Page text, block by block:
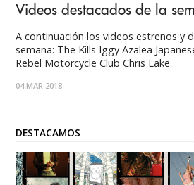
Videos destacados de la
A continuación los videos estrenos y
semana: The Kills Iggy Azalea
Rebel Motorcycle Club Chris Lake
04 MAR 2018
DESTACAMOS